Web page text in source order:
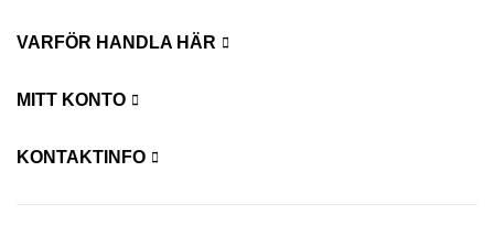
VARFÖR HANDLA HÄR
MITT KONTO
KONTAKTINFO